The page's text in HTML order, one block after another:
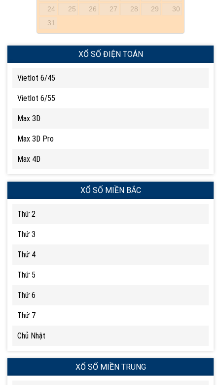
24 25 26 27 28 29
30
31
XỔ SỐ ĐIỆN TOÁN
Vietlot 6/45
Vietlot 6/55
Max 3D
Max 3D Pro
Max 4D
XỔ SỐ MIỀN BẮC
Thứ 2
Thứ 3
Thứ 4
Thứ 5
Thứ 6
Thứ 7
Chủ Nhật
XỔ SỐ MIỀN TRUNG